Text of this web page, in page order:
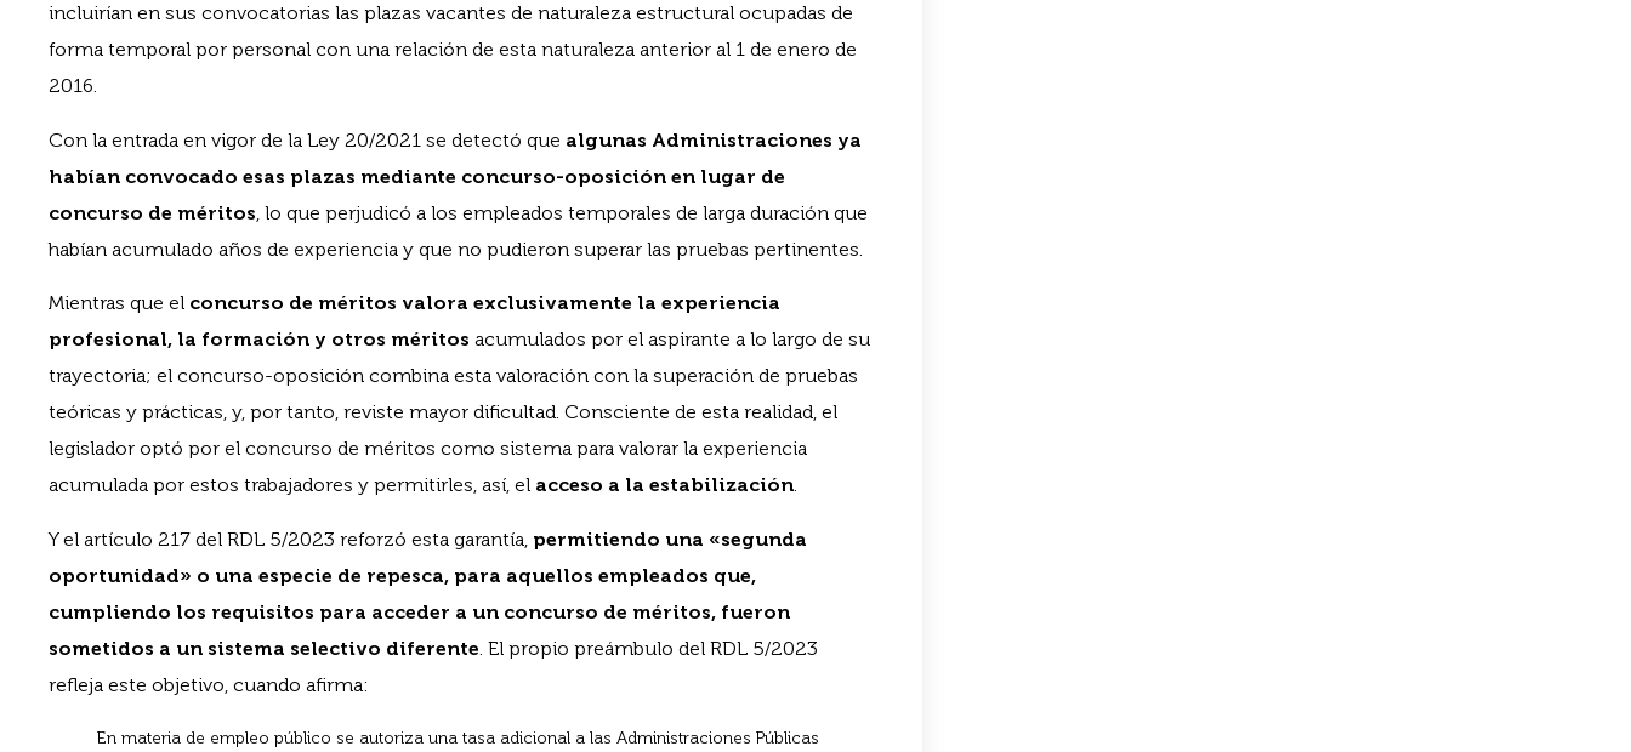
incluirían en sus convocatorias las plazas vacantes de naturaleza estructural ocupadas de
forma temporal por personal con una relación de esta naturaleza anterior al 1 de enero de
2016.
Con la entrada en vigor de la Ley 20/2021 se detectó que algunas Administraciones ya
habían convocado esas plazas mediante concurso-oposición en lugar de
concurso de méritos, lo que perjudicó a los empleados temporales de larga duración que
habían acumulado años de experiencia y que no pudieron superar las pruebas pertinentes.
Mientras que el concurso de méritos valora exclusivamente la experiencia
profesional, la formación y otros méritos acumulados por el aspirante a lo largo de su
trayectoria; el concurso-oposición combina esta valoración con la superación de pruebas
teóricas y prácticas, y, por tanto, reviste mayor dificultad. Consciente de esta realidad, el
legislador optó por el concurso de méritos como sistema para valorar la experiencia
acumulada por estos trabajadores y permitirles, así, el acceso a la estabilización.
Y el artículo 217 del RDL 5/2023 reforzó esta garantía, permitiendo una «segunda
oportunidad» o una especie de repesca, para aquellos empleados que,
cumpliendo los requisitos para acceder a un concurso de méritos, fueron
sometidos a un sistema selectivo diferente . El propio preámbulo del RDL 5/2023
refleja este objetivo, cuando afirma:
En materia de empleo público se autoriza una tasa adicional a las Administraciones Públicas